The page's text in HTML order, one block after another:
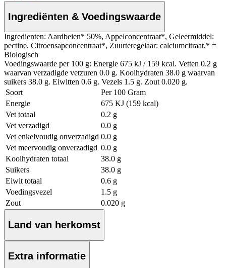
Ingrediënten & Voedingswaarde
Ingredienten: Aardbeien* 50%, Appelconcentraat*, Geleermiddel:
pectine, Citroensapconcentraat*, Zuurteregelaar: calciumcitraat,* =
Biologisch
Voedingswaarde per 100 g: Energie 675 kJ / 159 kcal. Vetten 0.2 g
waarvan verzadigde vetzuren 0.0 g. Koolhydraten 38.0 g waarvan
suikers 38.0 g. Eiwitten 0.6 g. Vezels 1.5 g. Zout 0.020 g.
Soort
Per 100 Gram
Energie
675 KJ (159 kcal)
Vet totaal
0.2 g
Vet verzadigd
0.0 g
Vet enkelvoudig onverzadigd 0.0 g
Vet meervoudig onverzadigd 0.0 g
Koolhydraten totaal
38.0 g
Suikers
38.0 g
Eiwit totaal
0.6 g
Voedingsvezel
1.5 g
Zout
0.020 g
Land van herkomst
Extra informatie